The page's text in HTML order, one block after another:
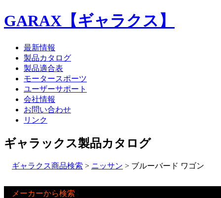
GARAX【ギャラクス】
最新情報
製品カタログ
製品適合表
モータースポーツ
ユーザーサポート
会社情報
お問い合わせ
リンク
ギャラックス製品カタログ
ギャラクス商品検索 > ニッサン > ブルーバード ワゴン
メーカーから検索